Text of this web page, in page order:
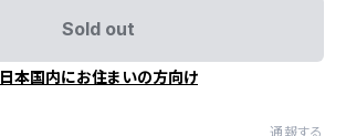
Sold out
日本国内にお住まいの方向け
通報する